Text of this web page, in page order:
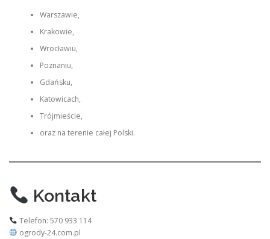
Warszawie,
Krakowie,
Wrocławiu,
Poznaniu,
Gdańsku,
Katowicach,
Trójmieście,
oraz na terenie całej Polski.
Kontakt
Telefon: 570 933 114
ogrody-24.com.pl